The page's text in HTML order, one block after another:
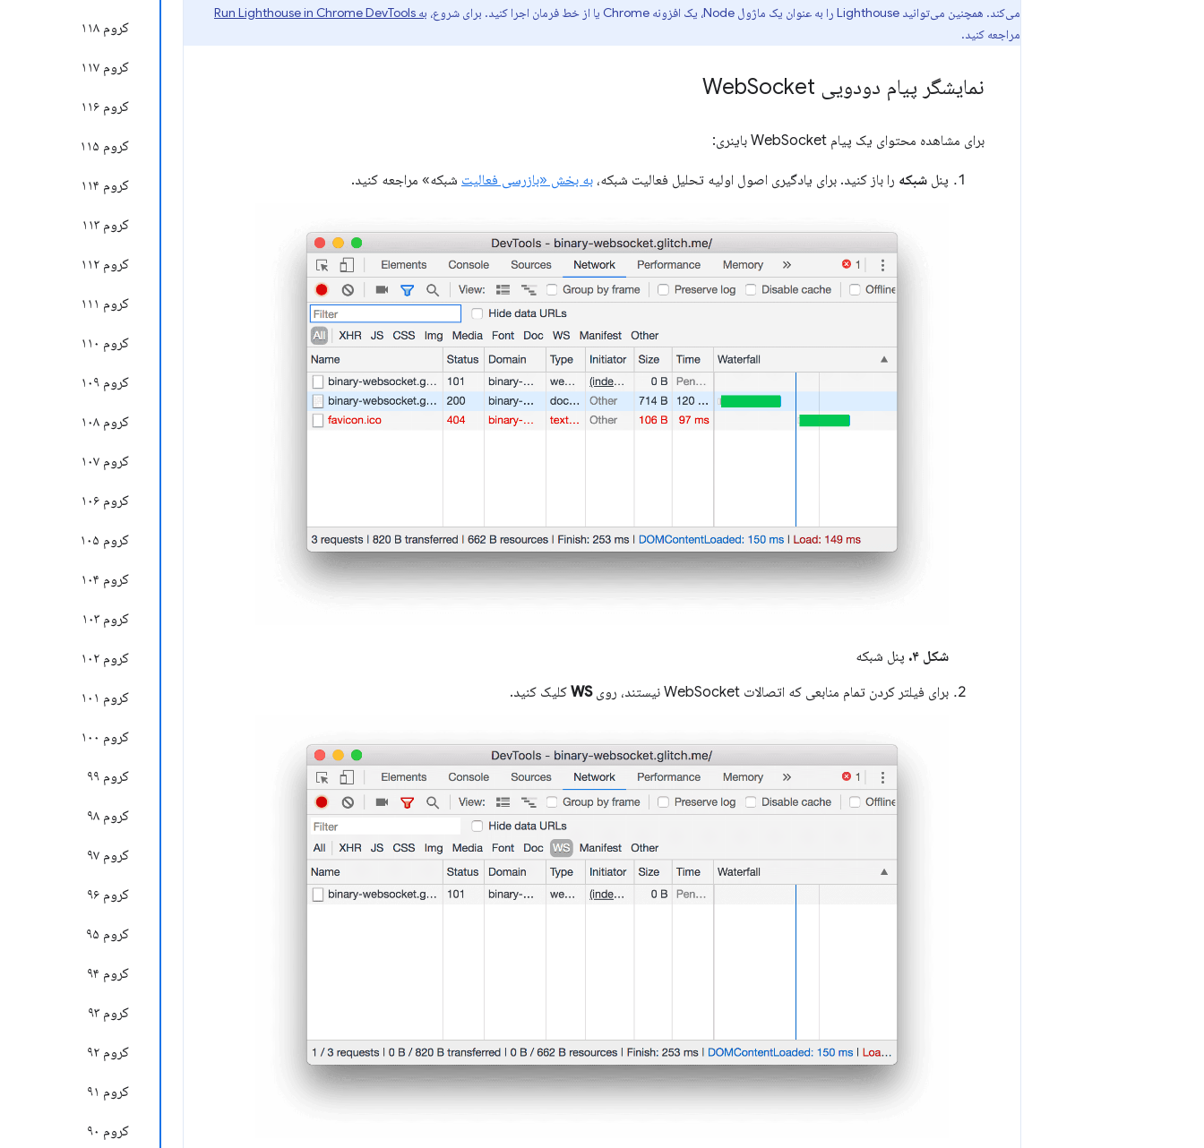
کروم ۱۱۸
کروم ۱۱۷
کروم ۱۱۶
کروم ۱۱۵
کروم ۱۱۴
کروم ۱۱۳
کروم ۱۱۲
کروم ۱۱۱
کروم ۱۱۰
کروم ۱۰۹
کروم ۱۰۸
کروم ۱۰۷
کروم ۱۰۶
کروم ۱۰۵
کروم ۱۰۴
کروم ۱۰۳
کروم ۱۰۲
کروم ۱۰۱
کروم ۱۰۰
کروم ۹۹
کروم ۹۸
کروم ۹۷
کروم ۹۶
کروم ۹۵
کروم ۹۴
کروم ۹۳
کروم ۹۲
کروم ۹۱
کروم ۹۰
می‌کند. همچنین می‌توانید Lighthouse را به عنوان یک ماژول Node، یک افزونه Chrome یا از خط فرمان اجرا کنید. برای شروع،
به Run Lighthouse in Chrome DevTools
مراجعه کنید.
نمایشگر پیام دودویی Web Socket
برای مشاهده محتوای یک پیام WebSocket باینری:
پنل شبکه را باز کنید. برای یادگیری اصول اولیه تحلیل فعالیت شبکه، به بخش «بازرسی فعالیت شبکه» مراجعه کنید.
شکل ۴.
پنل شبکه
برای فیلتر کردن تمام منابعی که اتصالات WebSocket نیستند، روی
WS کلیک کنید.